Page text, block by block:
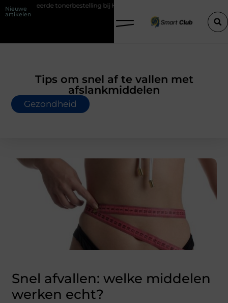
Nieuwe
artikelen
bij HP printers Onzichtbare sokken met maximaal
Tips om snel af te vallen met
afslankmiddelen
Gezondheid
Snel afvallen: welke middelen
werken echt?